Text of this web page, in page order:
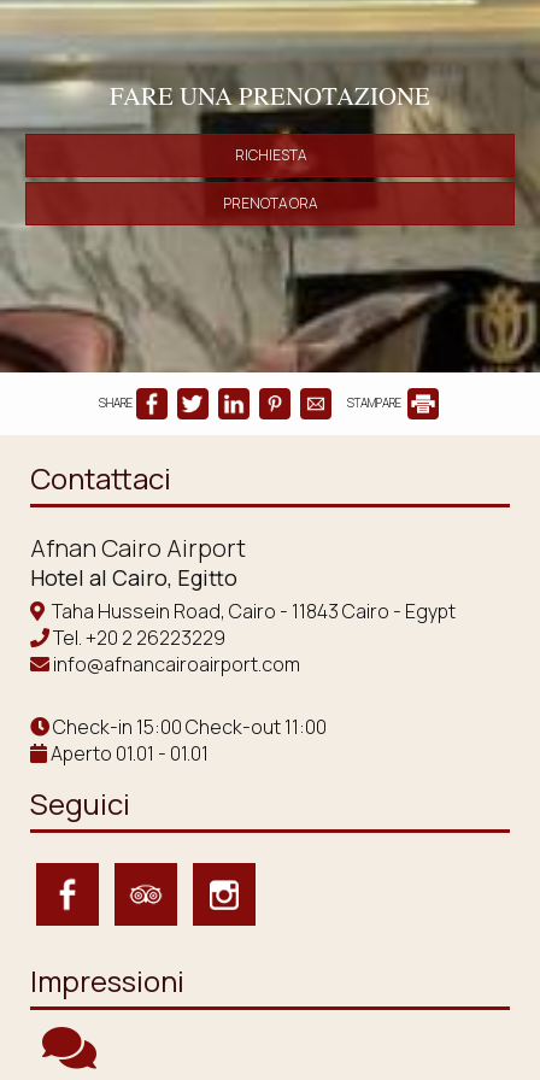
FARE UNA PRENOTAZIONE
RICHIESTA
PRENOTA ORA
SHARE STAMPARE
Contattaci
Afnan Cairo Airport
Hotel al Cairo, Egitto
Taha Hussein Road, Cairo - 11843 Cairo - Egypt
Tel.+20 2 26223229
info@afnancairoairport.com
Check-in 15:00 Check-out 11:00
Aperto 01.01 - 01.01
Seguici
Impressioni